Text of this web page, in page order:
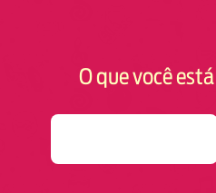
O que você